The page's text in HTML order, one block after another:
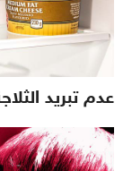
عدم تبريد